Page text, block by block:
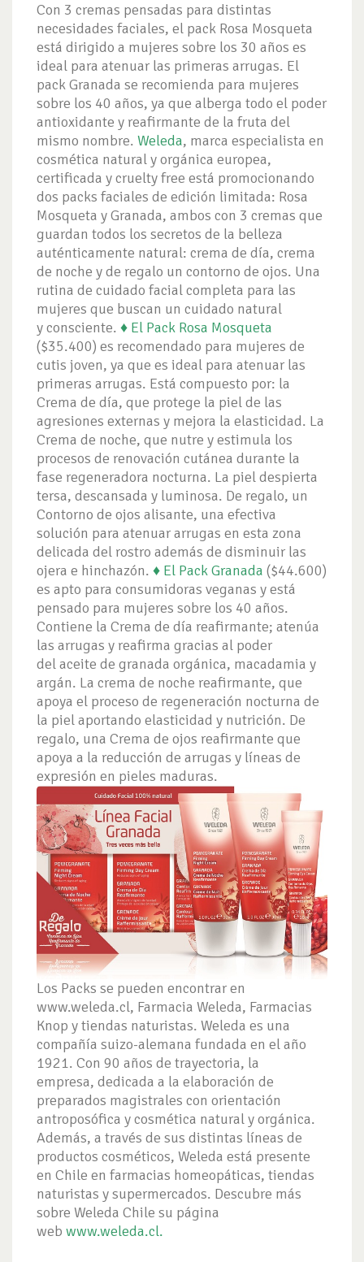
Con 3 cremas pensadas para distintas
necesidades faciales, el pack Rosa Mosqueta
está dirigido a mujeres sobre los 30 años es
ideal para atenuar las primeras arrugas. El
pack Granada se recomienda para mujeres
sobre los 40 años, ya que alberga todo el poder
antioxidante y reafirmante de la fruta del
mismo nombre. Weleda, marca especialista en
cosmética natural y orgánica europea,
certificada y cruelty free está promocionando
dos packs faciales de edición limitada: Rosa
Mosqueta y Granada, ambos con 3 cremas que
guardan todos los secretos de la belleza
auténticamente natural: crema de día, crema
de noche y de regalo un contorno de ojos. Una
rutina de cuidado facial completa para las
mujeres que buscan un cuidado natural
y consciente. ♦ El Pack Rosa Mosqueta
($35.400) es recomendado para mujeres de
cutis joven, ya que es ideal para atenuar las
primeras arrugas. Está compuesto por: la
Crema de día, que protege la piel de las
agresiones externas y mejora la elasticidad. La
Crema de noche, que nutre y estimula los
procesos de renovación cutánea durante la
fase regeneradora nocturna. La piel despierta
tersa, descansada y luminosa. De regalo, un
Contorno de ojos alisante, una efectiva
solución para atenuar arrugas en esta zona
delicada del rostro además de disminuir las
ojera e hinchazón. ♦ El Pack Granada ($44.600)
es apto para consumidoras veganas y está
pensado para mujeres sobre los 40 años.
Contiene la Crema de día reafirmante; atenúa
las arrugas y reafirma gracias al poder
del aceite de granada orgánica, macadamia y
argán. La crema de noche reafirmante, que
apoya el proceso de regeneración nocturna de
la piel aportando elasticidad y nutrición. De
regalo, una Crema de ojos reafirmante que
apoya a la reducción de arrugas y líneas de
expresión en pieles maduras.
Los Packs se pueden encontrar en
www.weleda.cl, Farmacia Weleda, Farmacias
Knop y tiendas naturistas. Weleda es una
compañía suizo-alemana fundada en el año
1921. Con 90 años de trayectoria, la
empresa, dedicada a la elaboración de
preparados magistrales con orientación
antroposófica y cosmética natural y orgánica.
Además, a través de sus distintas líneas de
productos cosméticos, Weleda está presente
en Chile en farmacias homeopáticas, tiendas
naturistas y supermercados. Descubre más
sobre Weleda Chile su página
web www.weleda.cl.